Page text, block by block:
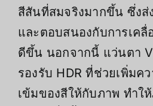
สีสันที่สมจริงมากขึ้น ซึ่งส่
และตอบสนองกับการเคลื่
ดีขึ้น นอกจากนี้ แว่นตา
รองรับ HDR ที่ช่วยเพิ่มค
เข้มของสีให้กับภาพ ทำใ